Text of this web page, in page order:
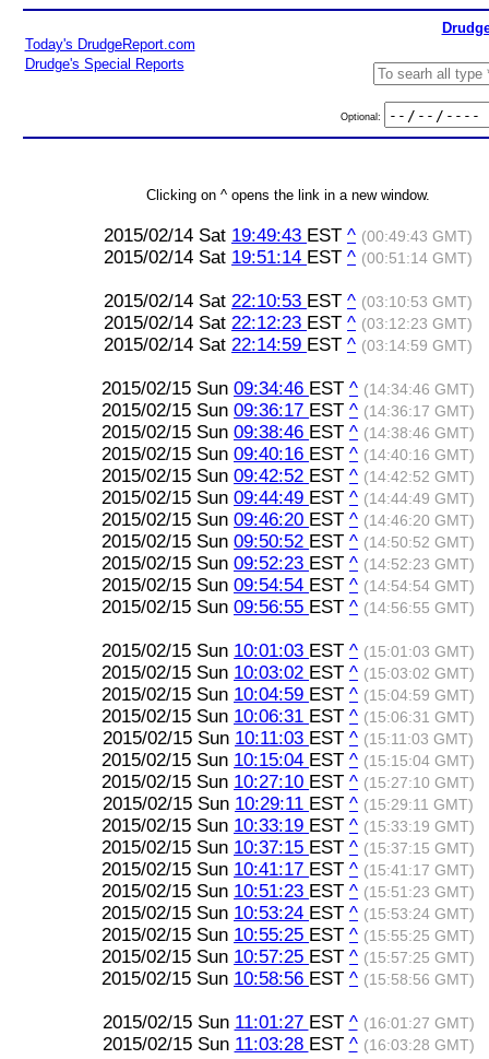
Today's DrudgeReport.com
Drudge's Special Reports
Optional:
Clicking on ^ opens the link in a new window.
2015/02/14 Sat 19:49:43 EST ^ (00:49:43 GMT)
2015/02/14 Sat 19:51:14 EST ^ (00:51:14 GMT)
2015/02/14 Sat 22:10:53 EST ^ (03:10:53 GMT)
2015/02/14 Sat 22:12:23 EST ^ (03:12:23 GMT)
2015/02/14 Sat 22:14:59 EST ^ (03:14:59 GMT)
2015/02/15 Sun 09:34:46 EST ^ (14:34:46 GMT)
2015/02/15 Sun 09:36:17 EST ^ (14:36:17 GMT)
2015/02/15 Sun 09:38:46 EST ^ (14:38:46 GMT)
2015/02/15 Sun 09:40:16 EST ^ (14:40:16 GMT)
2015/02/15 Sun 09:42:52 EST ^ (14:42:52 GMT)
2015/02/15 Sun 09:44:49 EST ^ (14:44:49 GMT)
2015/02/15 Sun 09:46:20 EST ^ (14:46:20 GMT)
2015/02/15 Sun 09:50:52 EST ^ (14:50:52 GMT)
2015/02/15 Sun 09:52:23 EST ^ (14:52:23 GMT)
2015/02/15 Sun 09:54:54 EST ^ (14:54:54 GMT)
2015/02/15 Sun 09:56:55 EST ^ (14:56:55 GMT)
2015/02/15 Sun 10:01:03 EST ^ (15:01:03 GMT)
2015/02/15 Sun 10:03:02 EST ^ (15:03:02 GMT)
2015/02/15 Sun 10:04:59 EST ^ (15:04:59 GMT)
2015/02/15 Sun 10:06:31 EST ^ (15:06:31 GMT)
2015/02/15 Sun 10:11:03 EST ^ (15:11:03 GMT)
2015/02/15 Sun 10:15:04 EST ^ (15:15:04 GMT)
2015/02/15 Sun 10:27:10 EST ^ (15:27:10 GMT)
2015/02/15 Sun 10:29:11 EST ^ (15:29:11 GMT)
2015/02/15 Sun 10:33:19 EST ^ (15:33:19 GMT)
2015/02/15 Sun 10:37:15 EST ^ (15:37:15 GMT)
2015/02/15 Sun 10:41:17 EST ^ (15:41:17 GMT)
2015/02/15 Sun 10:51:23 EST ^ (15:51:23 GMT)
2015/02/15 Sun 10:53:24 EST ^ (15:53:24 GMT)
2015/02/15 Sun 10:55:25 EST ^ (15:55:25 GMT)
2015/02/15 Sun 10:57:25 EST ^ (15:57:25 GMT)
2015/02/15 Sun 10:58:56 EST ^ (15:58:56 GMT)
2015/02/15 Sun 11:01:27 EST ^ (16:01:27 GMT)
2015/02/15 Sun 11:03:28 EST ^ (16:03:28 GMT)